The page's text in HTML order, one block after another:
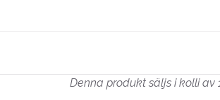
Denna produkt säljs i kolli av